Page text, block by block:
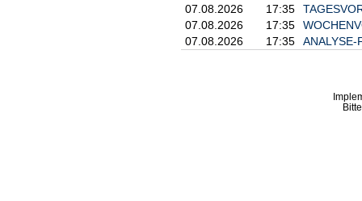
07.08.2026
17:35
07.08.2026
17:35
07.08.2026
17:35